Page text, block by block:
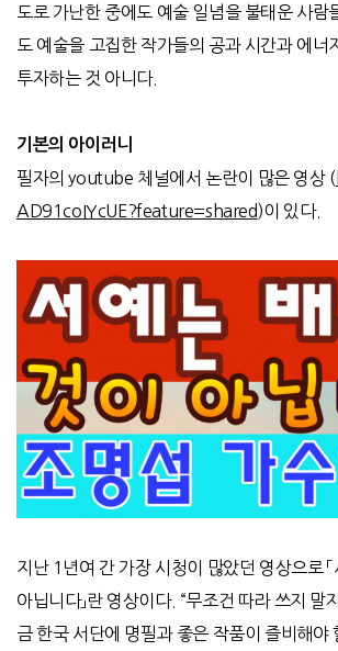
도로 가난한 중에도 예술 일념을 불태운 사람
도 예술을 고집한 작가들의 공과 시간과 에너지
투자하는 것 아니다.
기본의 아이러니
필자의youtube 체널에서 논란이 많은 영상 (
AD91coIYcUE?feature=shared)이 있다.
지난 1년여 간 가장 시청이 많았던 영상으로 「
아닙니다」란 영상이다. “무조건 따라 쓰지 말
금 한국 서단에 명필과 좋은 작품이 즐비해야